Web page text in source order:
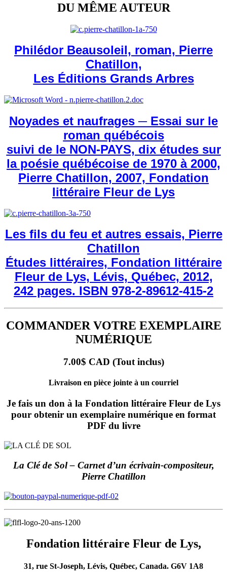
DU MÊME AUTEUR
Philédor Beausoleil, roman, Pierre
Chatillon,
Les Éditions Grands Arbres
Noyades et naufrages ─ Essai sur le
roman québécois
suivi de le NON-PAYS, dix études sur
la poésie québécoise de 1970 à 2000,
Pierre Chatillon, 2007, Fondation
littéraire Fleur de Lys
Les fils du feu et autres essais, Pierre
Chatillon
Études littéraires, Fondation littéraire
Fleur de Lys, Lévis, Québec, 2012,
242 pages. ISBN 978-2-89612-415-2
COMMANDER VOTRE EXEMPLAIRE
NUMÉRIQUE
7.00$ CAD (Tout inclus)
Livraison en pièce jointe à un courriel
Je fais un don à la Fondation littéraire Fleur de Lys
pour obtenir un exemplaire numérique en format
PDF du livre
La Clé de Sol – Carnet d’un écrivain-compositeur,
Pierre Chatillon
Fondation littéraire Fleur de Lys,
31, rue St-Joseph, Lévis, Québec, Canada. G6V 1A8